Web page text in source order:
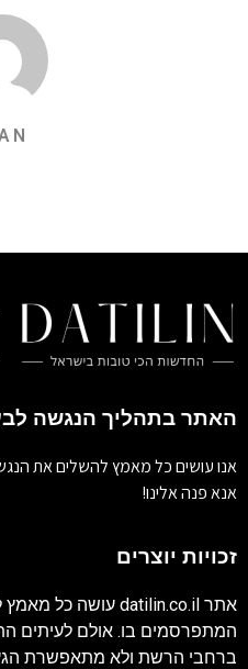
האתר בתהליך הנגשה
אנו עושים כל מאמץ להשלים את
אנא פנה אלינו!
זכויות יוצרים
אתר datilin.co.il עושה כל מאמץ
המתפרסמים בו. אולם לעיתים
ברחבי הרשת ולא מתאפשרת